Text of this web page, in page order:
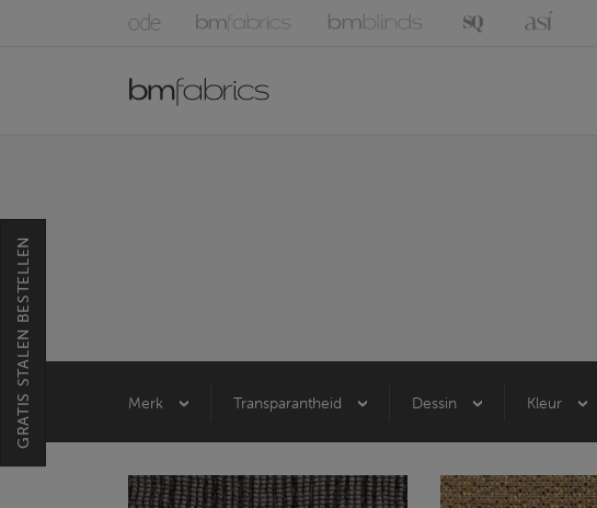
Merk Transparantheid Dessin Kleur
GRATIS STALEN BESTELLEN